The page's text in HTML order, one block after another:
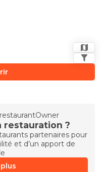
restauration ?
partenaires pour
et d’un apport de